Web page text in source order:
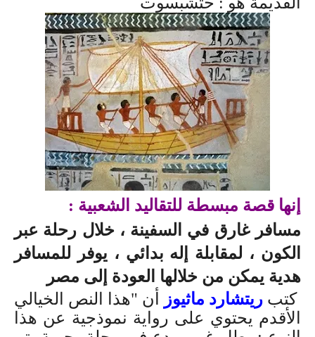
إنها قصة مبسطة للتقاليد الشعبية :
مسافر غارق في السفينة ، خلال رحلة عبر
الكون ، لمقابلة إله بدائي ، يوفر للمسافر
هدية يمكن من خلالها العودة إلى مصر
كتب ريتشارد ماثيوز
أن "هذا النص الخيالي
الأقدم يحتوي على رواية نموذجية عن هذا